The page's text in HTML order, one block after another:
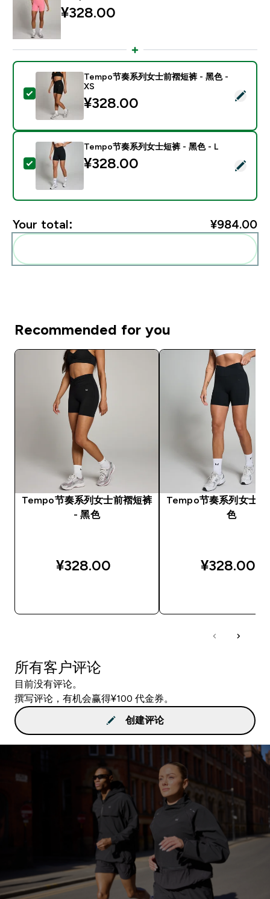
¥328.00‎
Select this product - Tempo节奏系列女士前褶短裤 -
Tempo节奏系列女士前褶短裤 - 黑色 -
XS
¥328.00‎
Select this product - Tempo节奏系列女士短裤 - 黑色
Tempo节奏系列女士短裤 - 黑色 - L
¥328.00‎
Your total: ¥984.00‎
Recommended for you
Tempo节奏系列女士前褶短裤
- 黑色
¥328.00‎
Tempo节奏系列女士短
色
¥328.00‎
所有客户评论
目前没有评论。
撰写评论，有机会赢得¥100 代金券。
创建评论